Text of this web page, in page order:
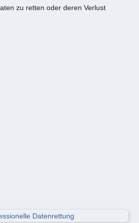
zu retten oder deren Verlust